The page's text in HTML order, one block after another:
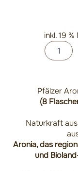
inkl. 19
Aronia
NERO
Pfälzer
(8
Naturkraft
Aronia, das
und